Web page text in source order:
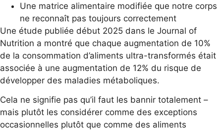
Une matrice alimentaire modifiée que notre corps
ne reconnaît pas toujours correctement
Une étude publiée début 2025 dans le Journal of
Nutrition a montré que chaque augmentation de 10%
de la consommation d’aliments ultra-transformés était
associée à une augmentation de 12% du risque de
développer des maladies métaboliques.
Cela ne signifie pas qu’il faut les bannir totalement –
mais plutôt les considérer comme des exceptions
occasionnelles plutôt que comme des aliments